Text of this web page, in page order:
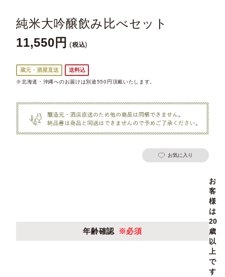
純米大吟醸飲み比べセット
11,550 税込
蔵元・酒屋直送 送料込
※北海道・沖縄へのお届けは別途550円頂戴いたします。
お気に入り
年齢確認 ※必須
お
客
様
は
20
歳
以
上
で
す